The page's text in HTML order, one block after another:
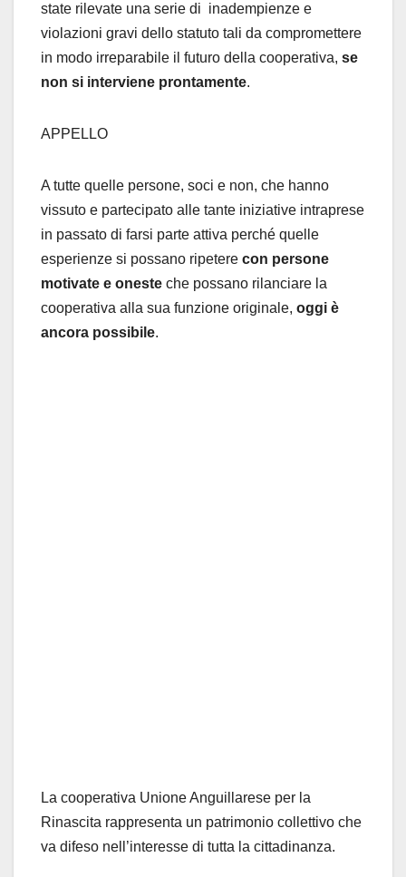
state rilevate una serie di inadempienze e
violazioni gravi dello statuto tali da compromettere
in modo irreparabile il futuro della cooperativa, se
non si interviene prontamente.
APPELLO
A tutte quelle persone, soci e non, che hanno
vissuto e partecipato alle tante iniziative intraprese
in passato di farsi parte attiva perché quelle
esperienze si possano ripetere con persone
motivate e oneste che possano rilanciare la
cooperativa alla sua funzione originale, oggi è
ancora possibile.
La cooperativa Unione Anguillarese per la
Rinascita rappresenta un patrimonio collettivo che
va difeso nell’interesse di tutta la cittadinanza.